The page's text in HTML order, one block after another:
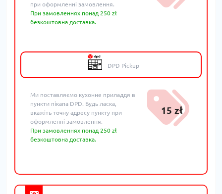
при оформленні замовлення.
При замовленнях понад 250 zł
безкоштовна доставка.
DPD Pickup
Ми поставляємо кухонне приладдя в
пункти пікапа DPD. Будь ласка,
вкажіть точну адресу пункту при
оформленні замовлення.
При замовленнях понад 250 zł
безкоштовна доставка.
15 zł